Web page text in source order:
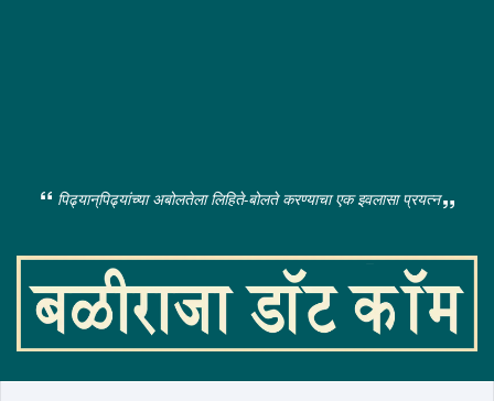
पिढ्यान्‌पिढ्यांच्या अबोलतेला लिहिते-बोलते करण्याचा एक इवलासा प्रयत्न